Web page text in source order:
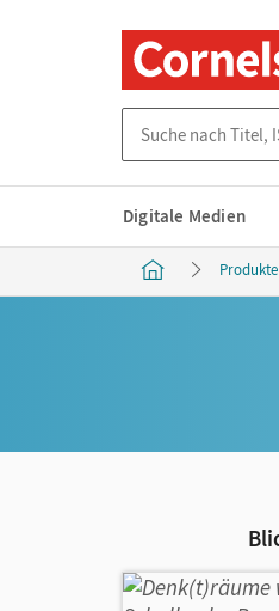
Digitale Medien
Produkte